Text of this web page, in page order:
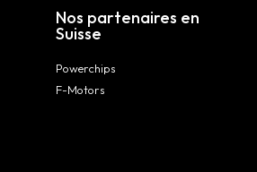
Nos partenaires en
Suisse
Powerchips
F-Motors